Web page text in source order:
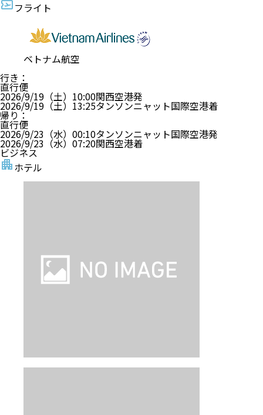
フライト
ベトナム航空
行き ：
直行便
2026/9/19（土） 10:00関西空港発
2026/9/19（土） 13:25タンソンニャット国際空港着
帰り ：
直行便
2026/9/23（水） 00:10タンソンニャット国際空港発
2026/9/23（水） 07:20関西空港着
ビジネス
ホテル